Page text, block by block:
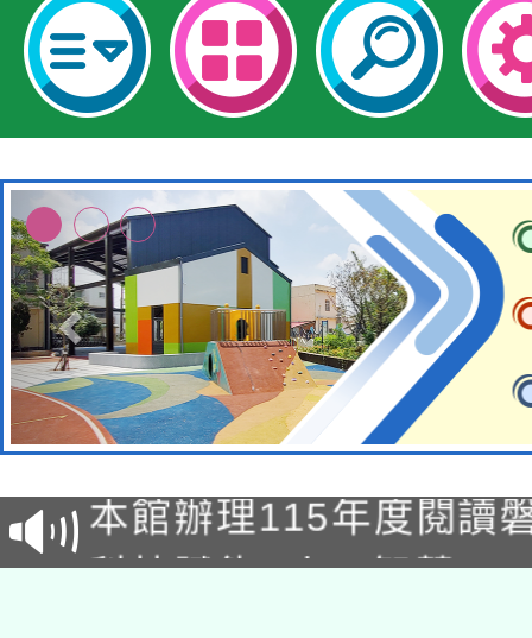
本校115學年度第2次
招甄選結果公告(無人
招)
適應運動共學行動站研
本館辦理115年度閱讀
暨閱讀推動專業研習
科技賦能─人工智慧